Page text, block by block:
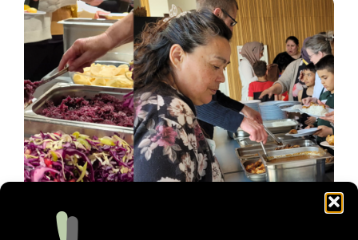
Familienetværket gør en forskel